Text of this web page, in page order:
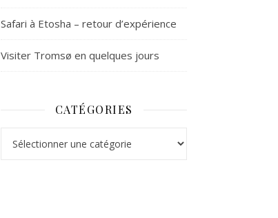
Safari à Etosha – retour d’expérience
Visiter Tromsø en quelques jours
CATÉGORIES